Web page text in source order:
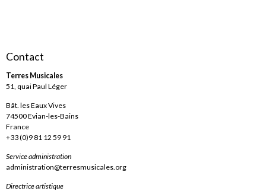
Contact
Terres Musicales
51, quai Paul Léger
Bât. les Eaux Vives
74500 Evian-les-Bains
France
+33 (0)9 81 12 59 91
Service administration
administration@terresmusicales.org
Directrice artistique